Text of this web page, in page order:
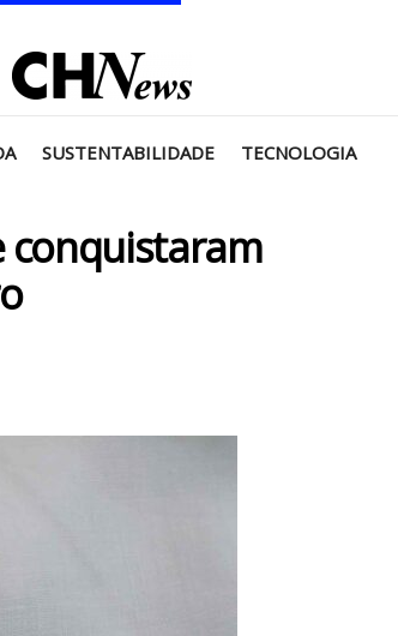
SUSTENTABILIDADE TECNOLOGIA
conquistaram